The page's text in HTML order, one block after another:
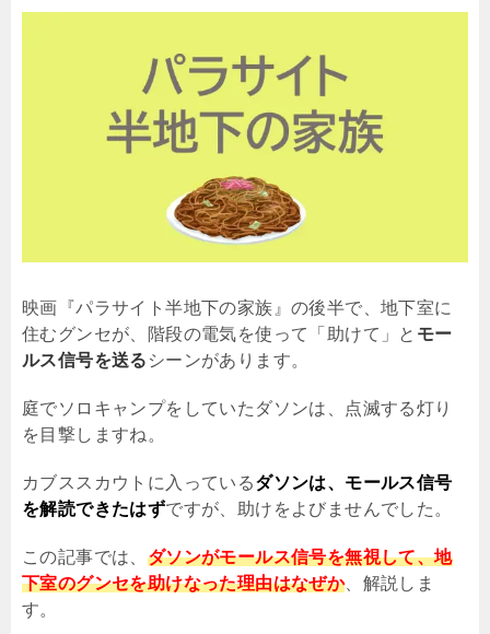
映画『パラサイト半地下の家族』の後半で、地下室に
住むグンセが、階段の電気を使って「助けて」と モー
ルス信号を送る シーンがあります。
庭でソロキャンプをしていたダソンは、点滅する灯り
を目撃しますね。
カブススカウトに入っているダソンは、モールス信号
を解読できたはずですが、助けをよびませんでした。
この記事では、 ダソンがモールス信号を無視して、地
下室のグンセを助けなった理由はなぜか、解説しま
す。